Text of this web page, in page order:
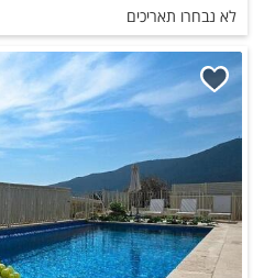
לא נבחרו תאריכים